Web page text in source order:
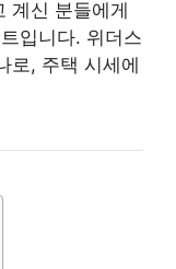
계신 분들에게
입니다. 위더스
로, 주택 시세에